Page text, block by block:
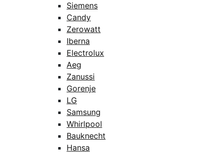
Siemens
Candy
Zerowatt
Iberna
Electrolux
Aeg
Zanussi
Gorenje
LG
Samsung
Whirlpool
Bauknecht
Hansa